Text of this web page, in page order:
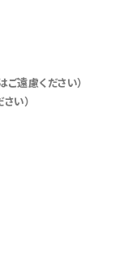
遠慮ください）
い）